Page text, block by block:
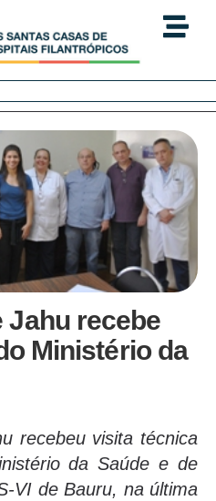
Jahu recebe
Ministério da
recebeu visita técnica
da Saúde e de
VI de Bauru, na última